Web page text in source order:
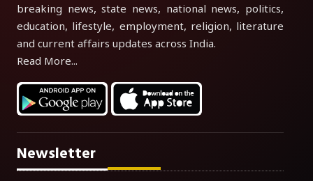
breaking news, state news, national news, politics,
education, lifestyle, employment, religion, literature
and current affairs updates across India.
Read More...
Newsletter